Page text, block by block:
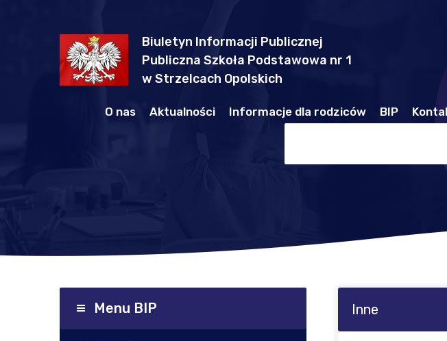
Biuletyn Informacji Publicznej
Publiczna Szkoła Podstawowa nr 1
w Strzelcach Opolskich
O nas Aktualności Informacje dla rodziców BIP
Menu BIP Inne